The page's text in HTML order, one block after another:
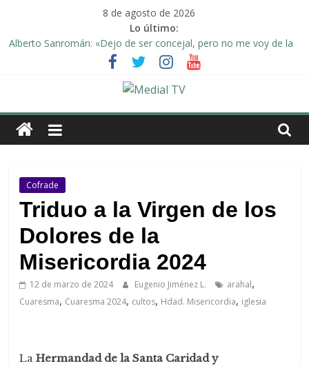
contenido
8 de agosto de 2026
Lo último:
Alberto Sanromán: «Dejo de ser concejal, pero no me voy de la
Deporte y solidaridad, de la mano una vez más en Arahal
El emotivo agradecimiento de la familia afectada por el incendio
Convocado nuevo pleno ordinario del Ayuntamiento de Arahal
Una Plataforma de Morón pide unión a los pueblos de la
comarca para evitar la planta de biogás en término de Arahal
Medial
TV
diario
digital
televisión
Arahal
Cofrade
Triduo a la Virgen de los
Dolores de la
Misericordia 2024
12 de marzo de 2024 Eugenio Jiménez L. arahal,
Cuaresma, Cuaresma 2024, cultos, Hdad. Misericordia, iglesia
LaHermandad de la Santa Caridad y